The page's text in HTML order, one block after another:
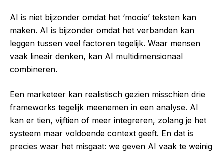
AI is niet bijzonder omdat het ‘mooie’ teksten kan
maken. AI is bijzonder omdat het verbanden kan
leggen tussen veel factoren tegelijk. Waar mensen
vaak lineair denken, kan AI multidimensionaal
combineren.
Een marketeer kan realistisch gezien misschien drie
frameworks tegelijk meenemen in een analyse. AI
kan er tien, vijftien of meer integreren, zolang je het
systeem maar voldoende context geeft. En dat is
precies waar het misgaat: we geven AI vaak te weinig